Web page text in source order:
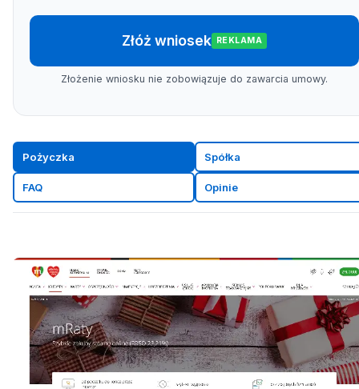
Złóż wniosek REKLAMA
Złożenie wniosku nie zobowiązuje do zawarcia umowy.
Pożyczka Spółka
FAQ Opinie